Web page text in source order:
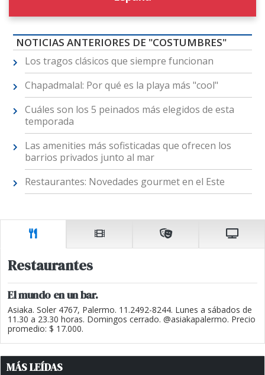
NOTICIAS ANTERIORES DE "COSTUMBRES"
Los tragos clásicos que siempre funcionan
Chapadmalal: Por qué es la playa más "cool"
Cuáles son los 5 peinados más elegidos de esta
temporada
Las amenities más sofisticadas que ofrecen los
barrios privados junto al mar
Restaurantes: Novedades gourmet en el Este
Restaurantes
El mundo en un bar.
Asiaka. Soler 4767, Palermo. 11.2492-8244. Lunes a sábados de
11.30 a 23.30 horas. Domingos cerrado. @asiakapalermo. Precio
promedio: $ 17.000.
MÁS LEÍDAS